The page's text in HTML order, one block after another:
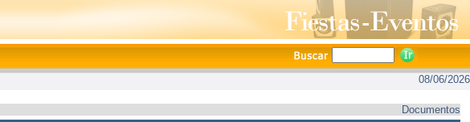
08/06/2026
Documentos